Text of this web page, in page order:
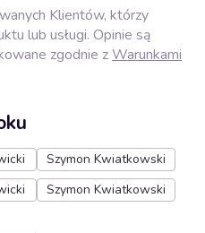
Klientów, którzy
lub usługi. Opinie są
zgodnie zWarunkami
Szymon Kwiatkowski
Szymon Kwiatkowski